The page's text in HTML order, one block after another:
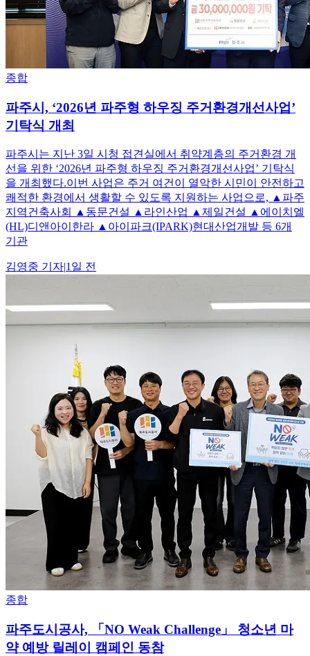
종합
파주시, ‘2026년 파주형 하우징 주거환경개선사업’
기탁식 개최
파주시는 지난 3일 시청 접견실에서 취약계층의 주거환경 개
선을 위한 ‘2026년 파주형 하우징 주거환경개선사업’ 기탁식
을 개최했다.이번 사업은 주거 여건이 열악한 시민이 안전하고
쾌적한 환경에서 생활할 수 있도록 지원하는 사업으로, ▲파주
지역건축사회 ▲동문건설 ▲라인산업 ▲제일건설 ▲에이치엘
(HL)디앤아이한라 ▲아이파크(IPARK)현대산업개발 등 6개
기관
김영중 기자|1일 전
종합
파주도시공사, 「NO Weak Challenge」 청소년 마
약 예방 릴레이 캠페인 동참